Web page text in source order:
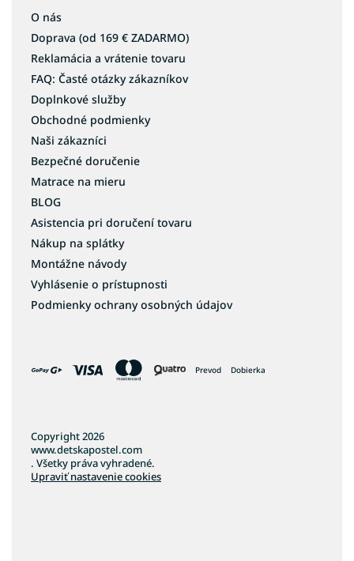
O nás
Doprava (od 169 € ZADARMO)
Reklamácia a vrátenie tovaru
FAQ: Časté otázky zákazníkov
Doplnkové služby
Obchodné podmienky
Naši zákazníci
Bezpečné doručenie
Matrace na mieru
BLOG
Asistencia pri doručení tovaru
Nákup na splátky
Montážne návody
Vyhlásenie o prístupnosti
Podmienky ochrany osobných údajov
Prevod Dobierka
Copyright 2026
www.detskapostel.com
. Všetky práva vyhradené.
Upraviť nastavenie cookies